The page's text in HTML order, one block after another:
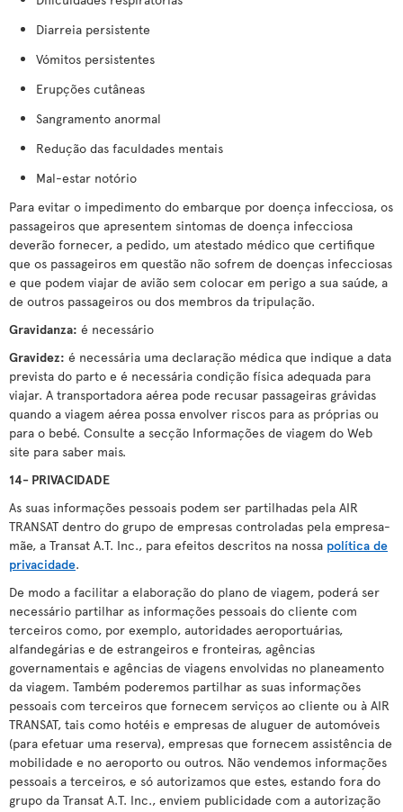
Diarreia persistente
Vómitos persistentes
Erupções cutâneas
Sangramento anormal
Redução das faculdades mentais
Mal-estar notório
Para evitar o impedimento do embarque por doença infecciosa, os
passageiros que apresentem sintomas de doença infecciosa
deverão fornecer, a pedido, um atestado médico que certifique
que os passageiros em questão não sofrem de doenças infecciosas
e que podem viajar de avião sem colocar em perigo a sua saúde, a
de outros passageiros ou dos membros da tripulação.
Gravidanza: é necessário
Gravidez: é necessária uma declaração médica que indique a data
prevista do parto e é necessária condição física adequada para
viajar. A transportadora aérea pode recusar passageiras grávidas
quando a viagem aérea possa envolver riscos para as próprias ou
para o bebé. Consulte a secção Informações de viagem do Web
site para saber mais.
14- PRIVACIDADE
As suas informações pessoais podem ser partilhadas pela AIR
TRANSAT dentro do grupo de empresas controladas pela empresa-
mãe, a Transat A.T. Inc., para efeitos descritos na nossa política de
privacidade.
De modo a facilitar a elaboração do plano de viagem, poderá ser
necessário partilhar as informações pessoais do cliente com
terceiros como, por exemplo, autoridades aeroportuárias,
alfandegárias e de estrangeiros e fronteiras, agências
governamentais e agências de viagens envolvidas no planeamento
da viagem. Também poderemos partilhar as suas informações
pessoais com terceiros que fornecem serviços ao cliente ou à AIR
TRANSAT, tais como hotéis e empresas de aluguer de automóveis
(para efetuar uma reserva), empresas que fornecem assistência de
mobilidade e no aeroporto ou outros. Não vendemos informações
pessoais a terceiros, e só autorizamos que estes, estando fora do
grupo da Transat A.T. Inc., enviem publicidade com a autorização